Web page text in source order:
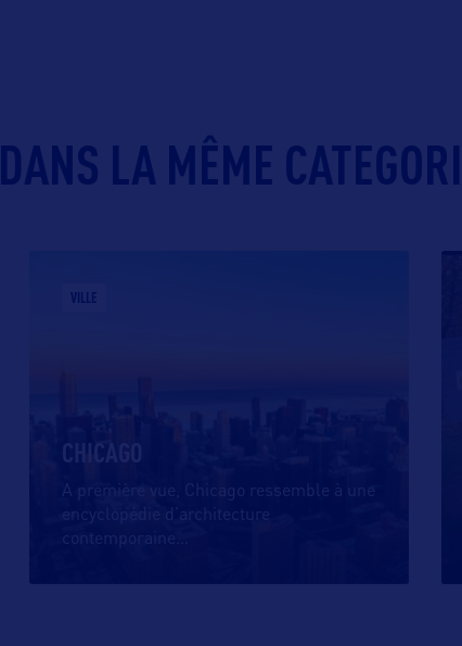
DANS LA MÊME
VILLE
CHICAGO
A première vue, Chicago ressemble à une
encyclopédie d’architecture
contemporaine